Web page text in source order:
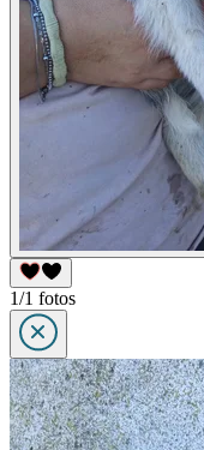
1/1 fotos